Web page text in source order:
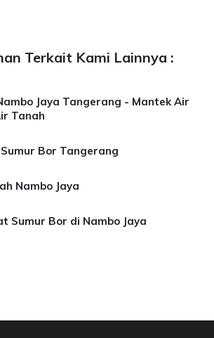
Terkait Kami Lainnya :
Jaya Tangerang - Mantek Air
Tanah
Bor Tangerang
Nambo Jaya
Sumur Bor di Nambo Jaya